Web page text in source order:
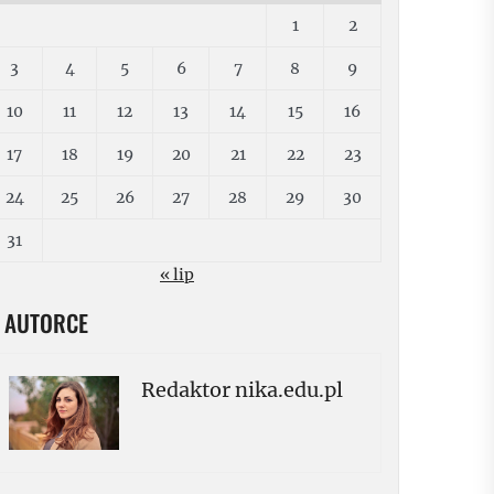
1 2
3 4 5 6 7 8 9
10 11 12 13 14 15 16
17 18 19 20 21 22 23
24 25 26 27 28 29 30
31
« lip
Redaktor nika.edu.pl